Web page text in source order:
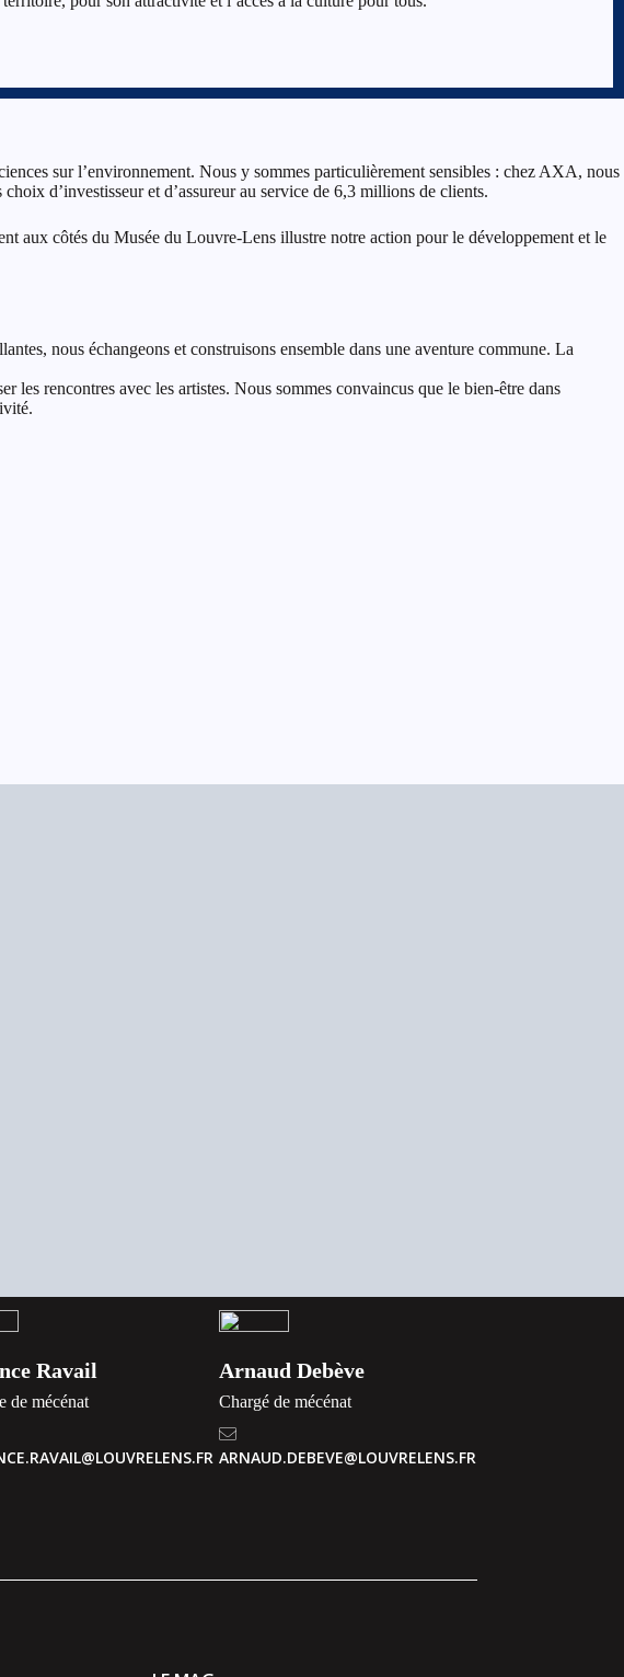
sur l’environnement. Nous y sommes particulièrement sensibles : chez AXA, nous
d’investisseur et d’assureur au service de 6,3 millions de clients.
aux côtés du Musée du Louvre-Lens illustre notre action pour le développement et le
nous échangeons et construisons ensemble dans une aventure commune. La
les rencontres avec les artistes. Nous sommes convaincus que le bien-être dans
Ravail
de mécénat
Arnaud Debève
Chargé de mécénat
ARNAUD.DEBEVE@LOUVRELENS.FR